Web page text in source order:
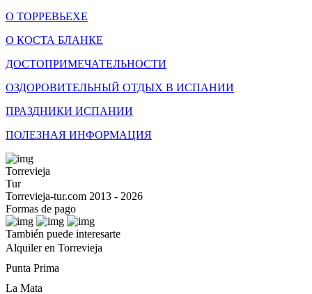
О ТОРРЕВЬЕХЕ
О КОСТА БЛАНКЕ
ДОСТОПРИМЕЧАТЕЛЬНОСТИ
ОЗДОРОВИТЕЛЬНЫЙ ОТДЫХ В ИСПАНИИ
ПРАЗДНИКИ ИСПАНИИ
ПОЛЕЗНАЯ ИНФОРМАЦИЯ
Torrevieja
Tur
Torrevieja-tur.com 2013 - 2026
Formas de pago
También puede interesarte
Alquiler en Torrevieja
Punta Prima
La Mata